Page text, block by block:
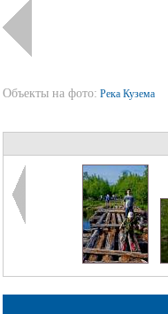
Объекты на фото: Река Кузема